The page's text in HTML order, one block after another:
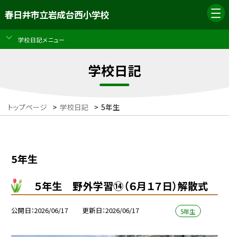
春日井市立岩成台西小学校
学校日記メニュー
学校日記
トップページ > 学校日記 > 5年生
5年生
５年生 野外学習⑭（６月１７日）解散式
公開日 2026/06/17 更新日 2026/06/17 5年生